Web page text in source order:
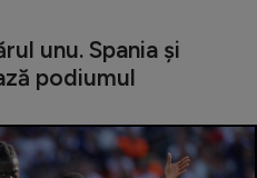
unu. Spania și
podiumul